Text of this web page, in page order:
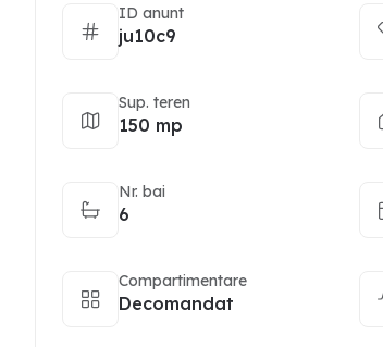
ID anunt
ju10c9
Sup. teren
150 mp
Nr. bai
6
Compartimentare
Decomandat